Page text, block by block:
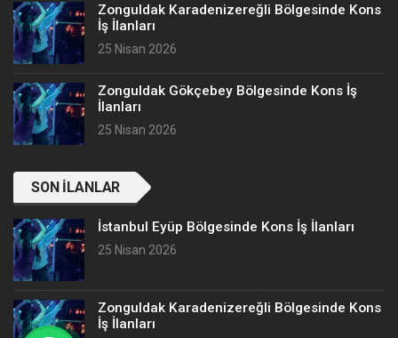
Zonguldak Karadenizereğli Bölgesinde Kons
İş İlanları
25 Nisan 2026
Zonguldak Gökçebey Bölgesinde Kons İş
İlanları
25 Nisan 2026
SON İLANLAR
İstanbul Eyüp Bölgesinde Kons İş İlanları
25 Nisan 2026
Zonguldak Karadenizereğli Bölgesinde Kons
İş İlanları